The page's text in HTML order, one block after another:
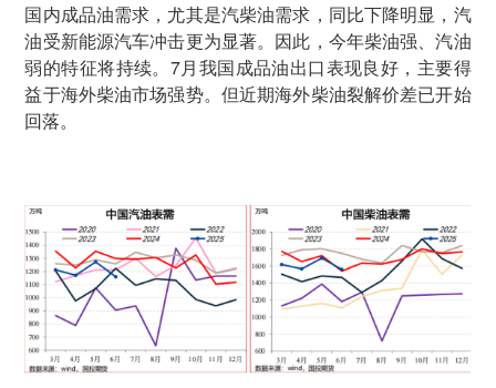
国内成品油需求，尤其是汽柴油需求，同比下降明显，汽
油受新能源汽车冲击更为显著。因此，今年柴油强、汽油
弱的特征将持续。7月我国成品油出口表现良好，主要得
益于海外柴油市场强势。但近期海外柴油裂解价差已开始
回落。